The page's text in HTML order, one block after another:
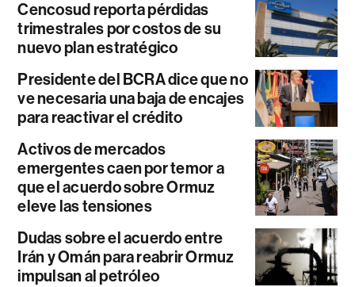
Cencosud reporta pérdidas
trimestrales por costos de su
nuevo plan estratégico
Presidente del BCRA dice que no
ve necesaria una baja de encajes
para reactivar el crédito
Activos de mercados
emergentes caen por temor a
que el acuerdo sobre Ormuz
eleve las tensiones
Dudas sobre el acuerdo entre
Irán y Omán para reabrir Ormuz
impulsan al petróleo